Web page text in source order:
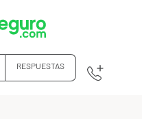
RESPUESTAS